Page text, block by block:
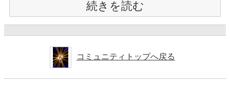
続きを読む
コミュニティトップへ戻る